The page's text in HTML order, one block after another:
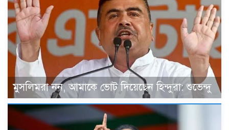
মুসলিমরা নন, আমাকে ভোট দিয়েছেন হিন্দুরা: শুভেন্দু